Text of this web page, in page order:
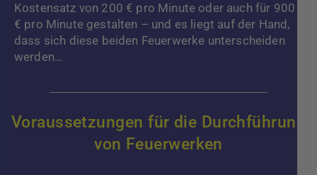
Kostensatz von 200 € pro Minute oder auch für 900
€ pro Minute gestalten – und es liegt auf der Hand,
dass sich diese beiden Feuerwerke unterscheiden
werden…
Voraussetzungen für die Durchführung
von Feuerwerken